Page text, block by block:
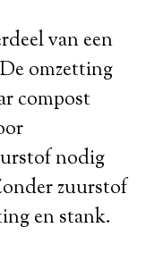
van een
omzetting
compost
nodig
zuurstof
en stank.